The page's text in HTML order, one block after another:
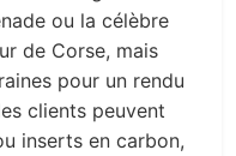
ou la célèbre
de Corse, mais
pour un rendu
clients peuvent
inserts en carbon,